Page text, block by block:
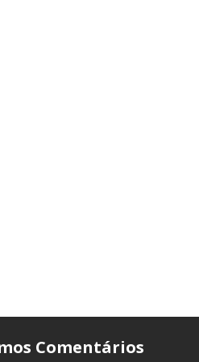
Comentários